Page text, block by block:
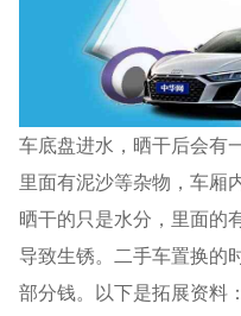
车底盘进水，晒干后会有
里面有泥沙等杂物，车厢
晒干的只是水分，里面的
导致生锈。二手车置换的
部分钱。以下是拓展资料